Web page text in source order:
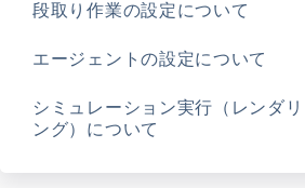
段取り作業の設定について
エージェントの設定について
シミュレーション実行（レンダリ
ング）について